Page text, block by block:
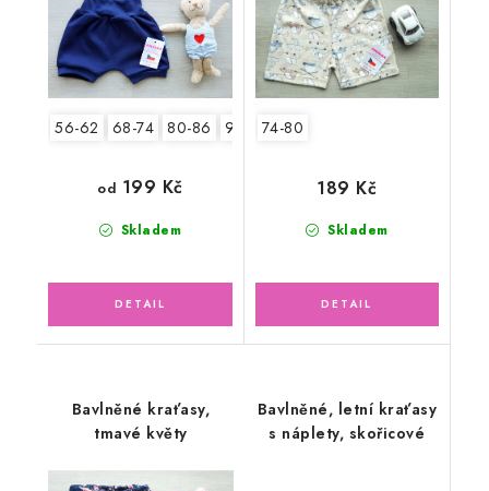
56-62 68-74 80-86 92-98
Skladem
od 199 Kč
74-80
Skladem
189 Kč
Bavlněné kraťasy,
tmavé květy
Bavlněné, letní kraťasy
s náplety, skořicové